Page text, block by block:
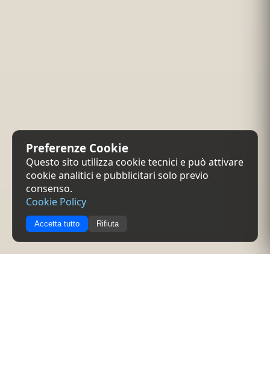
Preferenze Cookie
Questo sito utilizza cookie tecnici e può attivare
cookie analitici e pubblicitari solo previo
consenso.
Cookie Policy
Accetta tutto Rifiuta